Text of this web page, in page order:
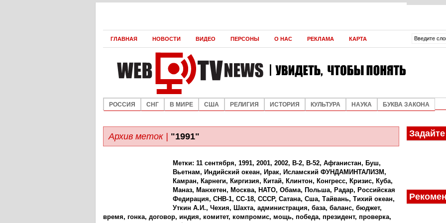
ЮРИЙ ШУШКЕВИЧ
О
ЮРИЙ ШУШКЕВИЧ
В
ЮРИЙ ШУШКЕВИЧ
ЮРИЙ ШУШКЕВИЧ
ЮРИЙ ШУШКЕВИЧ
ЮРИЙ ШУШКЕВИЧ
ЮРИЙ ШУШКЕВИЧ
АНДРЕЙ МАРЧУКОВ
ОРДЕН
МЯТЕЖ
ВЛАДИМИР ЯКУНИН
НОВЫЕ
НАТАЛИЯ
ЮРИЙ ШУШКЕВИЧ
РОССИИ
ЮРИЙ ШУШКЕВИЧ
АНДРЕЙ МАРЧУКОВ
КАК
АЛЕКСЕЙ КИВА
АЛЕКСЕЙ КИВА
СТРАНЕ
АЛЕКСЕЙ КИВА
В ЧЁМ
ЛЕВ
АЛЕКСЕЙ КИВА
ДЭН
АЛЕКСЕЙ КИВА
ПЛОХОЕ
ГЛАВНАЯ НОВОСТИ ВИДЕО ПЕРСОНЫ О НАС РЕКЛАМА КАРТА
РОССИЯ СНГ В МИРЕ США РЕЛИГИЯ ИСТОРИЯ КУЛЬТУРА НАУКА БУКВА ЗАКОНА
Архив меток | "1991"
Метки: 11 сентября, 1991, 2001, 2002, B-2, B-52, Афганистан, Буш,
Вьетнам, Индийский океан, Ирак, Исламский ФУНДАМИНТАЛИЗМ,
Камран, Карнеги, Киргизия, Китай, Клинтон, Конгресс, Кризис, Куба,
Маназ, Манхетен, Москва, НАТО, Обама, Польша, Радар, Российская
Федирация, СНВ-1, СС-18, СССР, Сатана, Сша, Тайвань, Тихий океан,
Уткин А.И., Чехия, Шахта, администрация, база, баланс, бюджет,
время, гонка, договор, индия, комитет, компромис, мощь, победа, президент, проверка,